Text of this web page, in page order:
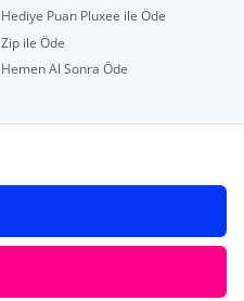
Hediye Puan Pluxee ile Öde
Zip ile Öde
Hemen Al Sonra Öde